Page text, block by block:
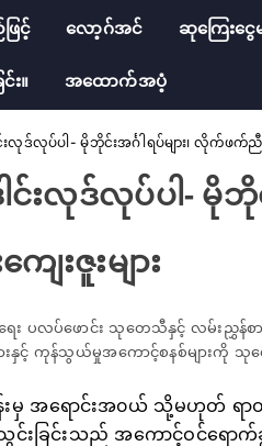
ြင့် လော့ဂ်အင် ဆုကြေးငွေမ
း။ အထောက်အပံ့
လုဒ်လုပ်ပါ- မိုဘိုင်းအင်္ဂါရပ်များ၊ လိုက်ဖက်
လုဒ်လုပ်ပါ- မိုဘိုင်း
းဇူးများ
ေး ပလပ်ဖောင်း သုတေသီနှင့် လမ်းညွှန်စ
ျားနှင့် ကုန်သွယ်မှုအကောင့်စနစ်များကို သု
းမှ အရောင်းအ၀ယ် သို့မဟုတ် ရာ
ခြင်းသည် အကောင့်ဝင်ရောက်ခွ